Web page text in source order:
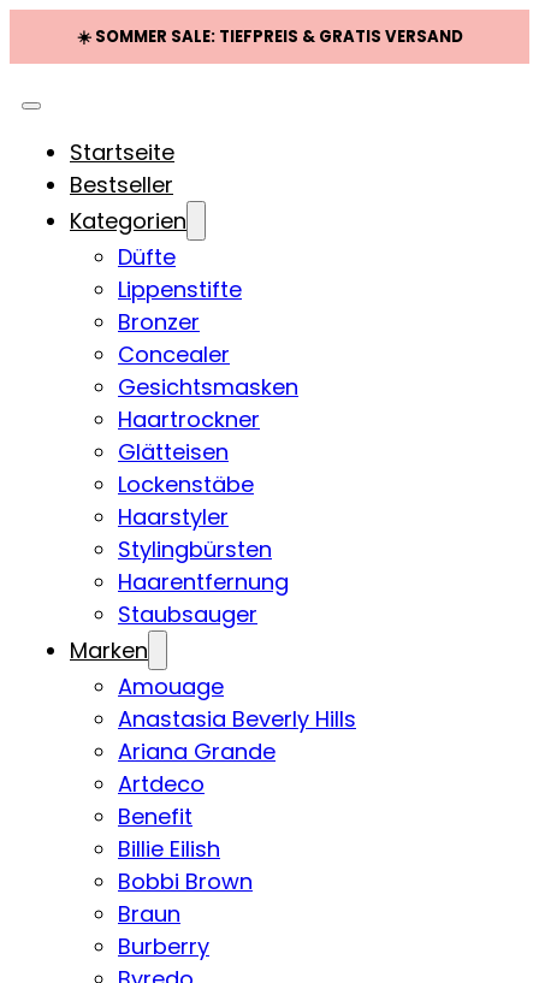
☀️ SOMMER SALE: TIEFPREIS & GRATIS VERSAND
Startseite
Bestseller
Kategorien
Düfte
Lippenstifte
Bronzer
Concealer
Gesichtsmasken
Haartrockner
Glätteisen
Lockenstäbe
Haarstyler
Stylingbürsten
Haarentfernung
Staubsauger
Marken
Amouage
Anastasia Beverly Hills
Ariana Grande
Artdeco
Benefit
Billie Eilish
Bobbi Brown
Braun
Burberry